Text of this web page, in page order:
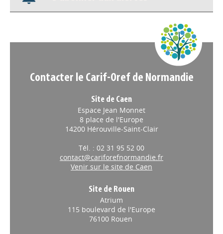
Contacter le Carif-Oref de Normandie
Site de Caen
Espace Jean Monnet
8 place de l'Europe
14200 Hérouville-Saint-Clair
Tél. : 02 31 95 52 00
contact@cariforefnormandie.fr
Venir sur le site de Caen
Site de Rouen
Atrium
115 boulevard de l'Europe
76100 Rouen